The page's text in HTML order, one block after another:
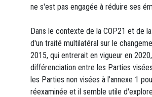
ne s'est pas engagée à réduire ses
Dans le contexte de la COP21 et de
d'un traité multilatéral sur le
2015, qui entrerait en vigueur en
différenciation entre les Parties
les Parties non visées à l'annexe 1
réexaminée et il semble utile